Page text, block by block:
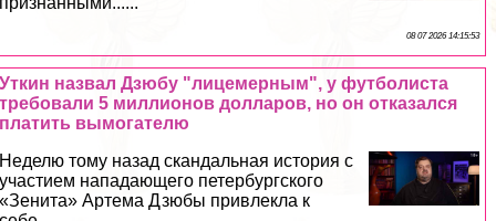
08 07 2026 14:15:53
Уткин назвал Дзюбу "лицемерным", у футболиста
требовали 5 миллионов долларов, но он отказался
платить вымогателю
Неделю тому назад скандальная история с
участием нападающего петербургского
«Зенита» Артема Дзюбы привлекла к